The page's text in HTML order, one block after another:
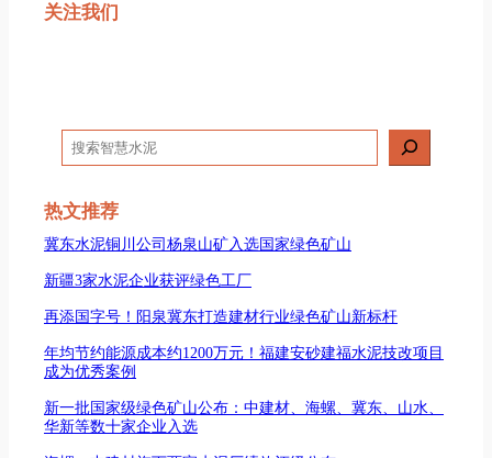
关注我们
搜
索
热文推荐
冀东水泥铜川公司杨泉山矿入选国家绿色矿山
新疆3家水泥企业获评绿色工厂
再添国字号！阳泉冀东打造建材行业绿色矿山新标杆
年均节约能源成本约1200万元！福建安砂建福水泥技改项目
成为优秀案例
新一批国家级绿色矿山公布：中建材、海螺、冀东、山水、
华新等数十家企业入选